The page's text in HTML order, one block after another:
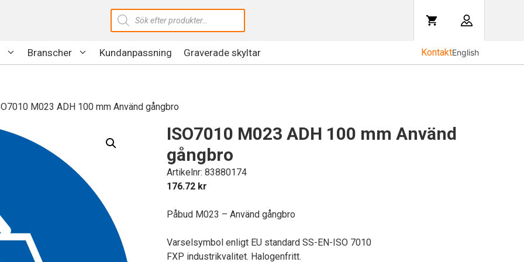
Produktsökning
KontaktEnglish
Branscher Kundanpassning Graverade skyltar
M023 ADH 100 mm Använd gångbro
ISO7010 M023 ADH 100 mm Använd
gångbro
Artikelnr: 83880174
176.72 kr
Påbud M023 – Använd gångbro
Varselsymbol enligt EU standard SS-EN-ISO 7010
FXP industrikvalitet. Halogenfritt.